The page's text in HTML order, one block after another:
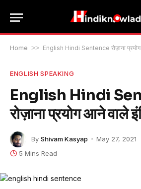
Home >> English Hindi Sentence रोज़ाना प्रयोग
ENGLISH SPEAKING
English Hindi
रोज़ाना प्रयोग आने वाले
By Shivam Kasyap May 27, 2021
5 Mins Read